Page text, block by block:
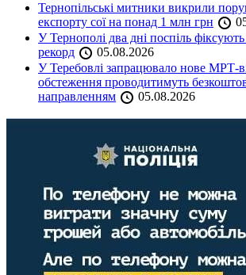
Тернопільські митники викрили
експорту сої на понад 1 млн грн
У Тернополі два дні поспіль
рекорд
05.08.2026
У Теребовлі запрацювало нове МРТ-
обстеження проводитимуть
направленням
05.08.2026